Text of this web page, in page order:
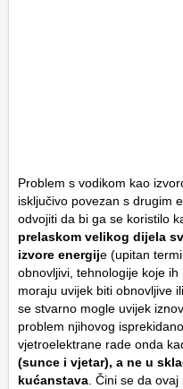
Problem s vodikom kao
isključivo povezan s drugim
odvojiti da bi ga se koristilo
prelaskom velikog dijela
izvore energije (upitan
obnovljivi, tehnologije koje
moraju uvijek biti obnovljive
se stvarno mogle uvijek
problem njihovog
vjetroelektrane rade onda
(sunce i vjetar), a ne u
kućanstava . Čini se da